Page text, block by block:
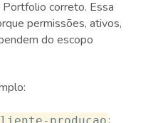
correto. Essa
permissões, ativos,
do escopo
producao